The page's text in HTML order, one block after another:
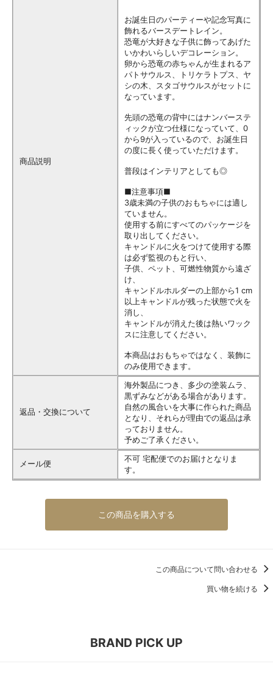
商品説明
お誕生日のパーティーや記念写真に
飾れるバースデートレイン。
恐竜が大好きな子供に飾ってあげた
いかわいらしいデコレーション。
卵から恐竜の赤ちゃんが生まれるア
パトサウルス、トリケラトプス、ヤ
シの木、スタゴサウルスがセットに
なっています。
先頭の恐竜の背中にはナンバーステ
ィックが立つ仕様になっていて、0
から9が入っているので、お誕生日
の度に長く使っていただけます。
普段はインテリアとしても◎
■注意事項■
3歳未満の子供のおもちゃには適し
ていません。
使用する前にすべてのパッケージを
取り出してください。
キャンドルに火をつけて使用する際
は必ず監視のもと行い、
子供、ペット、可燃性物質から遠ざ
け、
キャンドルホルダーの上部から1 cm
以上キャンドルが残った状態で火を
消し、
キャンドルが消えた後は熱いワック
スに注意してください。
本商品はおもちゃではなく、装飾に
のみ使用できます。
返品・交換について
海外製品につき、多少の塗装ムラ、
黒ずみなどがある場合があります。
自然の風合いを大事に作られた商品
となり、それらが理由での返品は承
っておりません。
予めご了承ください。
メール便
不可 宅配便でのお届けとなりま
す。
この商品を購入する
この商品について問い合わせる
買い物を続ける
BRAND PICK UP